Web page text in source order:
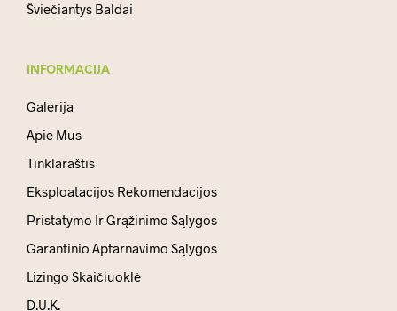
Šviečiantys Baldai
INFORMACIJA
Galerija
Apie Mus
Tinklaraštis
Eksploatacijos Rekomendacijos
Pristatymo Ir Grąžinimo Sąlygos
Garantinio Aptarnavimo Sąlygos
Lizingo Skaičiuoklė
D.U.K.